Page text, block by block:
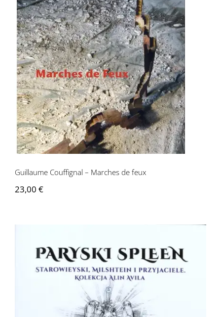
Guillaume Couffignal – Marches de feux
Guillaume Couffignal – Marches de feux
23,00 €